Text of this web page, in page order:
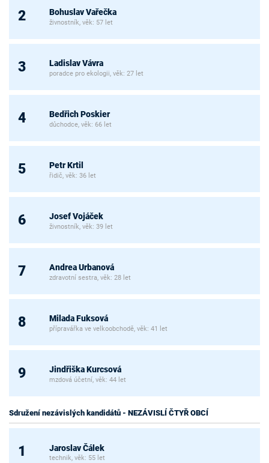
2 Bohuslav Vařečka
živnostník, věk: 57 let
3 Ladislav Vávra
poradce pro ekologii, věk: 27 let
4 Bedřich Poskier
důchodce, věk: 66 let
5 Petr Krtil
řidič, věk: 36 let
6 Josef Vojáček
živnostník, věk: 39 let
7 Andrea Urbanová
zdravotní sestra, věk: 28 let
8 Milada Fuksová
přípravářka ve velkoobchodě, věk: 41 let
9 Jindřiška Kurcsová
mzdová účetní, věk: 44 let
Sdružení nezávislých kandidátů - NEZÁVISLÍ ČTYŘ OBCÍ
1 Jaroslav Čálek
technik, věk: 55 let